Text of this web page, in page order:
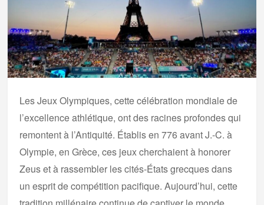
Les Jeux Olympiques, cette célébration mondiale de
l’excellence athlétique, ont des racines profondes qui
remontent à l’Antiquité. Établis en 776 avant J.-C. à
Olympie, en Grèce, ces jeux cherchaient à honorer
Zeus et à rassembler les cités-États grecques dans
un esprit de compétition pacifique. Aujourd’hui, cette